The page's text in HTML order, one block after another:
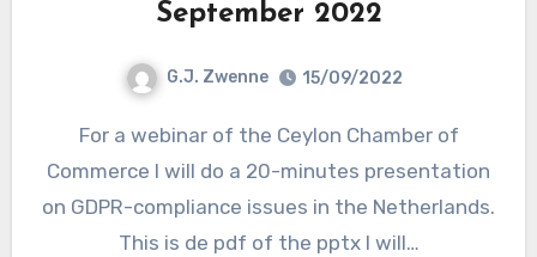
September 2022
G.J. Zwenne 15/09/2022
For a webinar of the Ceylon Chamber of
Commerce I will do a 20-minutes presentation
on GDPR-compliance issues in the Netherlands.
This is de pdf of the pptx I will…